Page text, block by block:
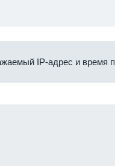
IP-адрес и время